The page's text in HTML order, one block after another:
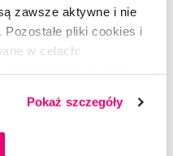
zawsze aktywne i nie
pliki cookies i
w celach:
i technologie
informacji
lub dostęp do niego i
Pokaż szczegóły